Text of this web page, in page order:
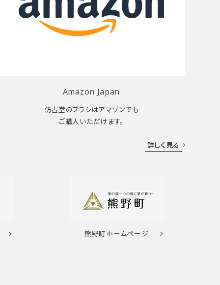
Amazon Japan
仿古堂のブラシはアマゾンでも
ご購入いただけます。
詳しく見る
熊野町ホームページ